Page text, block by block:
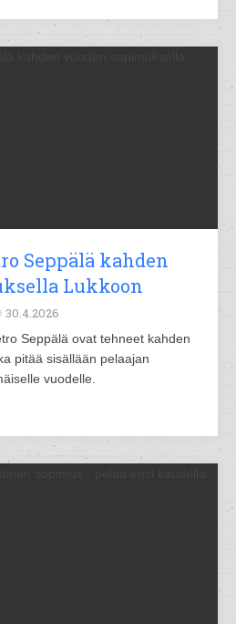
Seppälä kahden
Lukkoon
30.4.2026
Seppälä ovat tehneet kahden
pitää sisällään pelaajan
vuodelle.